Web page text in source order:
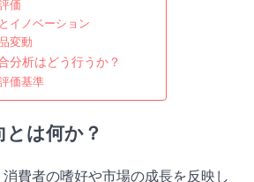
価
イノベーション
変動
分析はどう行うか？
価基準
は何か？
費者の嗜好や市場の成長を反映し